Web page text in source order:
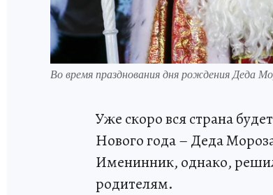
Во время празднования дня рождения Деда
Уже скоро вся страна
Нового года – Деда
Именинник, однако,
родителям.